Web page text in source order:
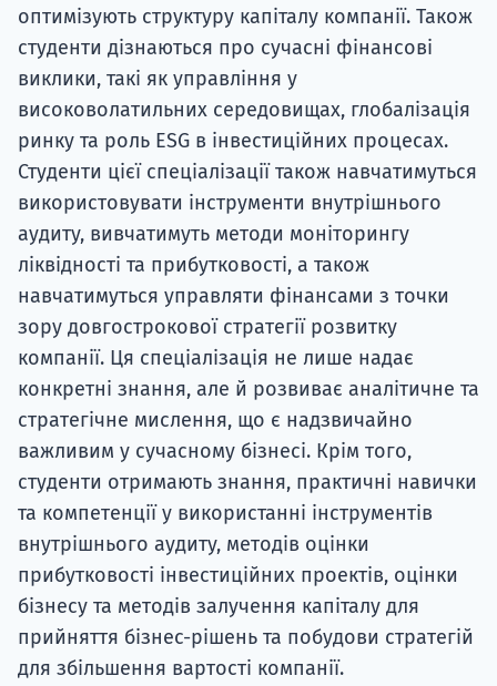
оптимізують структуру капіталу компанії. Також
студенти дізнаються про сучасні фінансові
виклики, такі як управління у
високоволатильних середовищах, глобалізація
ринку та роль ESG в інвестиційних процесах.
Студенти цієї спеціалізації також навчатимуться
використовувати інструменти внутрішнього
аудиту, вивчатимуть методи моніторингу
ліквідності та прибутковості, а також
навчатимуться управляти фінансами з точки
зору довгострокової стратегії розвитку
компанії. Ця спеціалізація не лише надає
конкретні знання, але й розвиває аналітичне та
стратегічне мислення, що є надзвичайно
важливим у сучасному бізнесі. Крім того,
студенти отримають знання, практичні навички
та компетенції у використанні інструментів
внутрішнього аудиту, методів оцінки
прибутковості інвестиційних проектів, оцінки
бізнесу та методів залучення капіталу для
прийняття бізнес-рішень та побудови стратегій
для збільшення вартості компанії.